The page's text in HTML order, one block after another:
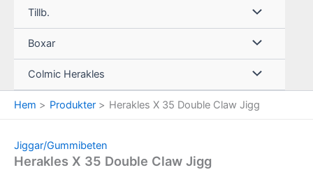
Tillb.
Boxar
Colmic Herakles
Hem Produkter Herakles X 35 Double Claw Jigg
Jiggar/Gummibeten
Herakles X 35 Double Claw Jigg